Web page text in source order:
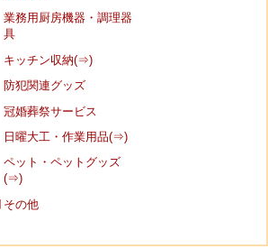
業務用厨房機器・調理器
具
キッチン収納(⇒)
防犯関連グッズ
冠婚葬祭サービス
日曜大工・作業用品(⇒)
ペット・ペットグッズ
(⇒)
その他